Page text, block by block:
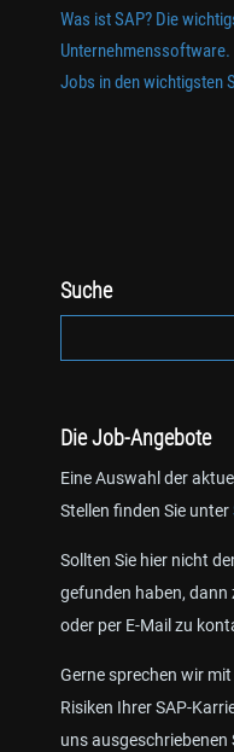
Was ist SAP? Die
Unternehmenssoftware.
Jobs in den wichtigsten
Suche
Die Job-Angebote
Eine Auswahl der
Stellen finden Sie unter
Sollten Sie hier nicht
gefunden haben, dann
oder per E-Mail zu
Gerne sprechen wir
Risiken Ihrer SAP-
uns ausgeschriebenen